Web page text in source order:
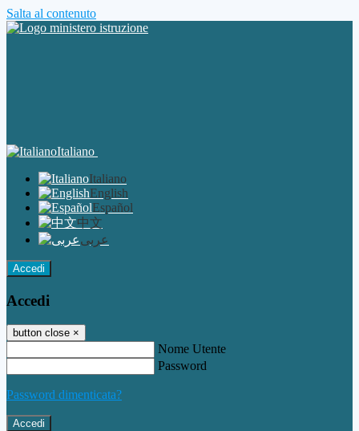
Salta al contenuto
Italiano
Italiano
English
Español
中文
عربى
Accedi
Accedi
button close ×
Nome Utente
Password
Password dimenticata?